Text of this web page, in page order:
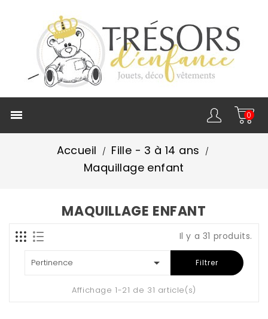
 0
Accueil
Fille - 3 à 14 ans
Maquillage enfant
MAQUILLAGE ENFANT
Il y a 31 produits.
Pertinence  Filtrer
Affichage 1-21 de 31 article(s)